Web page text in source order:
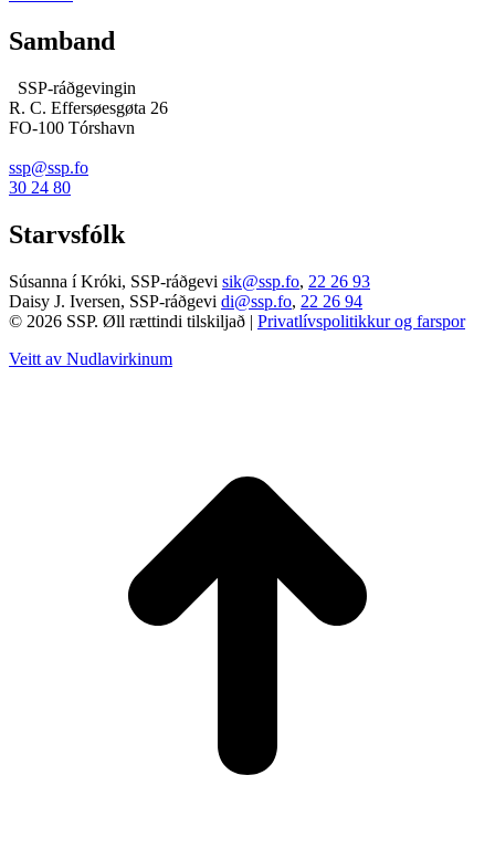
Samband
SSP-ráðgevingin
R. C. Effersøesgøta 26
FO-100 Tórshavn
ssp@ssp.fo
30 24 80
Starvsfólk
Súsanna í Króki, SSP-ráðgevi sik@ssp.fo, 22 26 93
Daisy J. Iversen, SSP-ráðgevi di@ssp.fo, 22 26 94
© 2026 SSP. Øll rættindi tilskiljað | Privatlívspolitikkur og farspor
Veitt av Nudlavirkinum